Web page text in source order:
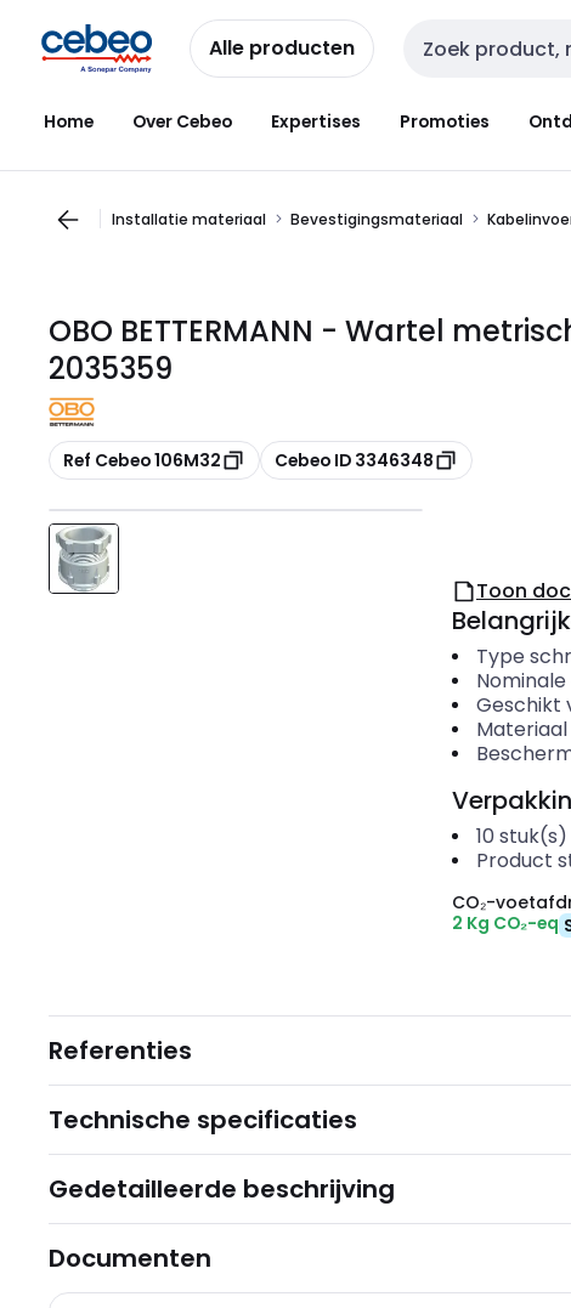
naar
navigatie
naar
inhoud
Alle producten Zoekveld invoer
Home Over Cebeo Expertises Promoties
Installatie materiaal Bevestigingsmateriaal
OBO BETTERMANN - Wartel
2035359
Kopiëren
Ref Cebeo 106M32 Kopiëren
Cebeo ID 3346348
Toon
Type
Geschikt
Materiaal
10 stuk(s)
Product
CO₂-
2 Kg CO₂-eq
Referenties
Technische specificaties
Gedetailleerde beschrijving
Documenten